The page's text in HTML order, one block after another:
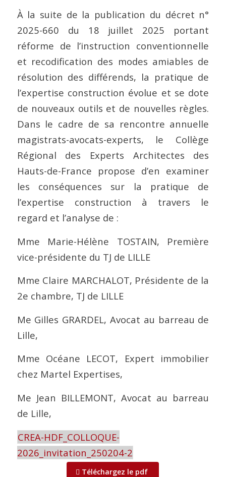
À la suite de la publication du décret n°
2025-660 du 18 juillet 2025 portant
réforme de l’instruction conventionnelle
et recodification des modes amiables de
résolution des différends, la pratique de
l’expertise construction évolue et se dote
de nouveaux outils et de nouvelles règles.
Dans le cadre de sa rencontre annuelle
magistrats-avocats-experts, le Collège
Régional des Experts Architectes des
Hauts-de-France propose d’en examiner
les conséquences sur la pratique de
l’expertise construction à travers le
regard et l’analyse de :
Mme Marie-Hélène TOSTAIN, Première
vice-présidente du TJ de LILLE
Mme Claire MARCHALOT, Présidente de la
2e chambre, TJ de LILLE
Me Gilles GRARDEL, Avocat au barreau de
Lille,
Mme Océane LECOT, Expert immobilier
chez Martel Expertises,
Me Jean BILLEMONT, Avocat au barreau
de Lille,
CREA-HDF_COLLOQUE-
2026_invitation_250204-2
Téléchargez le pdf